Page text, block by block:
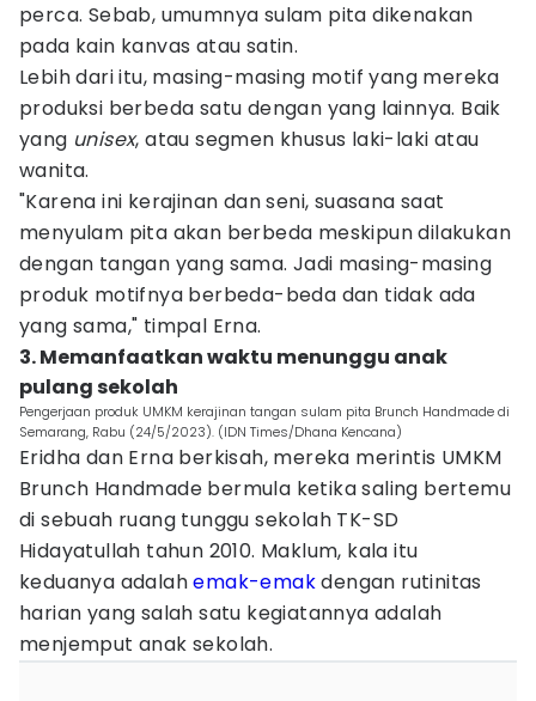
perca. Sebab, umumnya sulam pita dikenakan
pada kain kanvas atau satin.
Lebih dari itu, masing-masing motif yang mereka
produksi berbeda satu dengan yang lainnya. Baik
yang unisex, atau segmen khusus laki-laki atau
wanita.
"Karena ini kerajinan dan seni, suasana saat
menyulam pita akan berbeda meskipun dilakukan
dengan tangan yang sama. Jadi masing-masing
produk motifnya berbeda-beda dan tidak ada
yang sama," timpal Erna.
3. Memanfaatkan waktu menunggu anak
pulang sekolah
Pengerjaan produk UMKM kerajinan tangan sulam pita Brunch Handmade di
Semarang, Rabu (24/5/2023). (IDN Times/Dhana Kencana)
Eridha dan Erna berkisah, mereka merintis UMKM
Brunch Handmade bermula ketika saling bertemu
di sebuah ruang tunggu sekolah TK-SD
Hidayatullah tahun 2010. Maklum, kala itu
keduanya adalahemak-emakdengan rutinitas
harian yang salah satu kegiatannya adalah
menjemput anak sekolah.